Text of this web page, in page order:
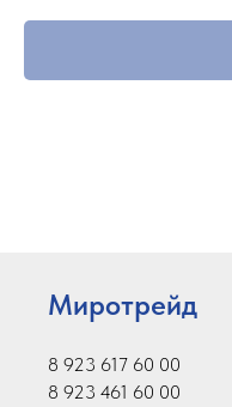
Миротрейд
8 923 617 60 00
8 923 461 60 00